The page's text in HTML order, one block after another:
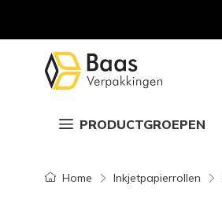
PRODUCTGROEPEN
Home Inkjetpapierrollen